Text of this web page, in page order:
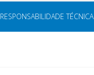
RESPONSABILIDADE TÉCNICA